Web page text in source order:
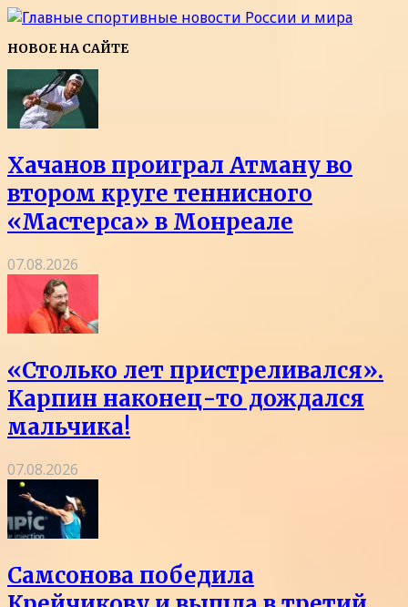
НОВОЕ НА САЙТЕ
Хачанов проиграл Атману во
втором круге теннисного
«Мастерса» в Монреале
07.08.2026
«Столько лет пристреливался».
Карпин наконец-то дождался
мальчика!
07.08.2026
Самсонова победила